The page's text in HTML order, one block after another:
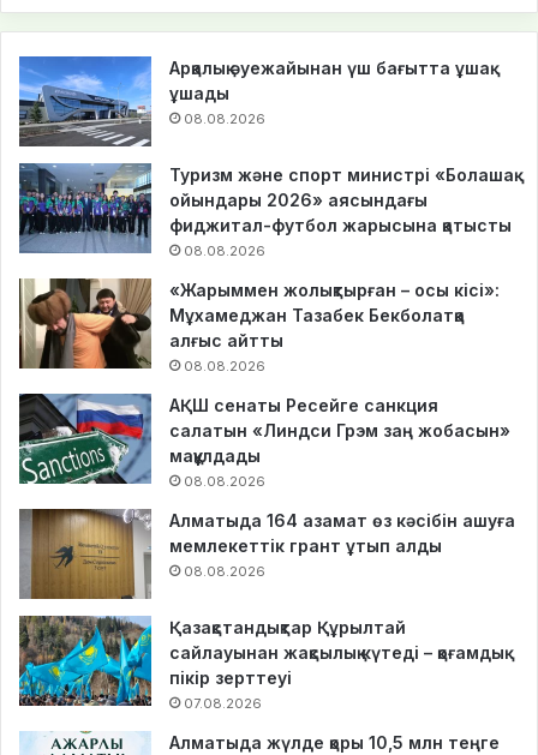
Арқалық әуежайынан үш бағытта ұшақ
ұшады
08.08.2026
Туризм және спорт министрі «Болашақ
ойындары 2026» аясындағы
фиджитал-футбол жарысына қатысты
08.08.2026
«Жарыммен жолықтырған – осы кісі»:
Мұхамеджан Тазабек Бекболатқа
алғыс айтты
08.08.2026
АҚШ сенаты Ресейге санкция
салатын «Линдси Грэм заң жобасын»
мақұлдады
08.08.2026
Алматыда 164 азамат өз кәсібін ашуға
мемлекеттік грант ұтып алды
08.08.2026
Қазақстандықтар Құрылтай
сайлауынан жақсылық күтеді – қоғамдық
пікір зерттеуі
07.08.2026
Алматыда жүлде қоры 10,5 млн теңге